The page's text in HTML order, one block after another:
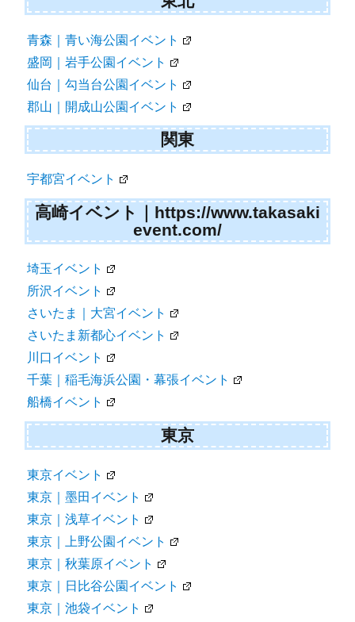
青森｜青い海公園イベント
盛岡｜岩手公園イベント
仙台｜勾当台公園イベント
郡山｜開成山公園イベント
関東
宇都宮イベント
高崎イベント｜https://www.takasaki
event.com/
埼玉イベント
所沢イベント
さいたま｜大宮イベント
さいたま新都心イベント
川口イベント
千葉｜稲毛海浜公園・幕張イベント
船橋イベント
東京
東京イベント
東京｜墨田イベント
東京｜浅草イベント
東京｜上野公園イベント
東京｜秋葉原イベント
東京｜日比谷公園イベント
東京｜池袋イベント